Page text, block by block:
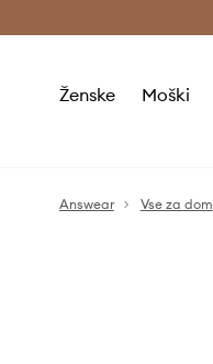
Ženske Moški
Answear Vse za dom